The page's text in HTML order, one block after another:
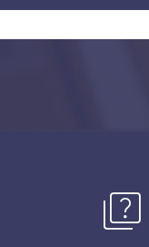
quiz